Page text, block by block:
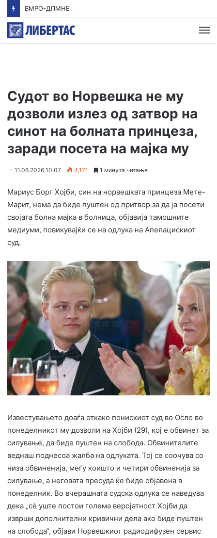
Судот во Норвешка не му
дозволи излез од затвор на
синот на болната принцеза,
заради посета на мајка му
11.06.2026 10:07 4,171 1 минута читање
Мариус Борг Хојби, син на норвешката принцеза Мете-
Марит, нема да биде пуштен од притвор за да ја посети
својата болна мајка в болница, објавија тамошните
медиуми, повикувајќи се на одлука на Апелацискиот
суд.
Известувањето доаѓа откако понискиот суд во Осло во
понеделникот му дозволи на Хојби (29), кој е обвинет за
силување, да биде пуштен на слобода. Обвинителите
веднаш поднесоа жалба на одлуката. Тој се соочува со
низа обвиненија, меѓу коишто и четири обвиненија за
силување, а неговата пресуда ќе биде објавена в
понеделник. Во вчерашната судска одлука се наведува
дека „сè уште постои голема веројатност Хојби да
изврши дополнителни кривични дела ако биде пуштен
на слобода“, објави Норвешкиот радиодифузен сервис